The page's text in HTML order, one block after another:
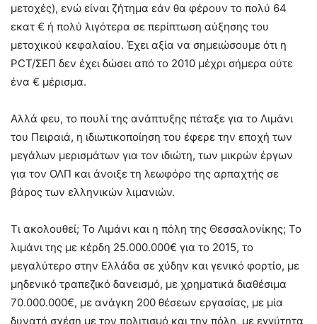
μετοχές), ενώ είναι ζήτημα εάν θα φέρουν το πολύ 64
εκατ € ή πολύ λιγότερα σε περίπτωση αύξησης του
μετοχικού κεφαλαίου. Έχει αξία να σημειώσουμε ότι η
PCT/ΣΕΠ δεν έχει δώσει από το 2010 μέχρι σήμερα ούτε
ένα € μέρισμα.
Αλλά φευ, το πουλί της ανάπτυξης πέταξε για το Λιμάνι
του Πειραιά, η ιδιωτικοποίηση του έφερε την εποχή των
μεγάλων μερισμάτων για τον ιδιώτη, των μικρών έργων
για τον ΟΛΠ και άνοιξε τη λεωφόρο της αρπαχτής σε
βάρος των ελληνικών λιμανιών.
Τι ακολουθεί; Το Λιμάνι και η πόλη της Θεσσαλονίκης; Το
λιμάνι της με κέρδη 25.000.000€ για το 2015, το
μεγαλύτερο στην Ελλάδα σε χύδην και γενικό φορτίο, με
μηδενικό τραπεζικό δανεισμό, με χρηματικά διαθέσιμα
70.000.000€, με ανάγκη 200 θέσεων εργασίας, με μία
δυνατή σχέση με τον πολιτισμό και την πόλη, με εγγύτητα